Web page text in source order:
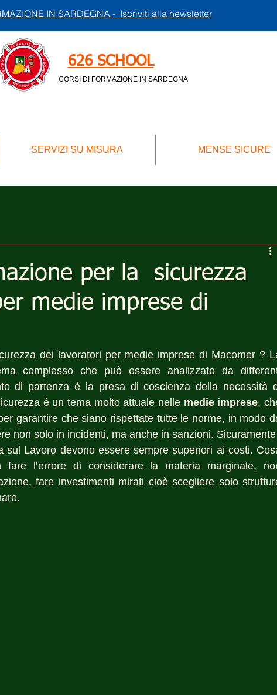
IN SARDEGNA - Iscriviti alla newsletter
626 SCHOOL
CORSI DI FORMAZIONE IN SARDEGNA
SERVIZI SU MISURA MENSE SICURE
per la sicurezza
medie imprese di
dei lavoratori per medie imprese di Macomer ?
complesso che può essere analizzato da
di partenza è la presa di coscienza della necessità
è un tema molto attuale nelle medie imprese,
garantire che siano rispettate tutte le norme, in modo
non solo in incidenti, ma anche in sanzioni.
sul Lavoro devono essere sempre superiori ai costi.
l’errore di considerare la materia marginale,
fare investimenti mirati cioè scegliere solo